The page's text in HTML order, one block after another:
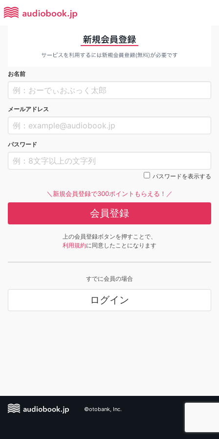
お名前
メールアドレス
パスワード
パスワードを表示する
＼新規会員登録で300ポイントもらえる！／
会員登録
上の会員登録ボタンを押すことで、
利用規約に同意したことになります
すでに会員の場合
ログイン
©otobank, Inc.